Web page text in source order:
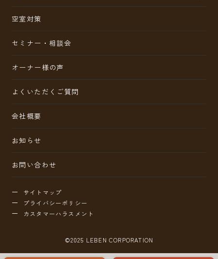
空室対策
セミナー・相談会
オーナー様の声
よくいただくご質問
会社概要
お知らせ
お問い合わせ
サイトマップ
プライバシーポリシー
カスタマーハラスメント
©2025 LEBEN CORPORATION